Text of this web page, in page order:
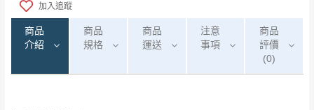
加入追蹤
商品
介紹
商品
規格
商品
運送
注意
事項
商品
評價
(0)